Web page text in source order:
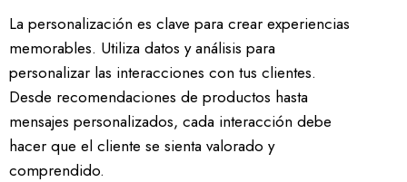
La personalización es clave para crear experiencias
memorables. Utiliza datos y análisis para
personalizar las interacciones con tus clientes.
Desde recomendaciones de productos hasta
mensajes personalizados, cada interacción debe
hacer que el cliente se sienta valorado y
comprendido.